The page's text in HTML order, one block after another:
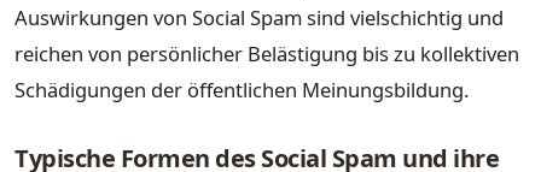
Auswirkungen von Social Spam sind vielschichtig und
reichen von persönlicher Belästigung bis zu kollektiven
Schädigungen der öffentlichen Meinungsbildung.
Typische Formen des Social Spam und ihre